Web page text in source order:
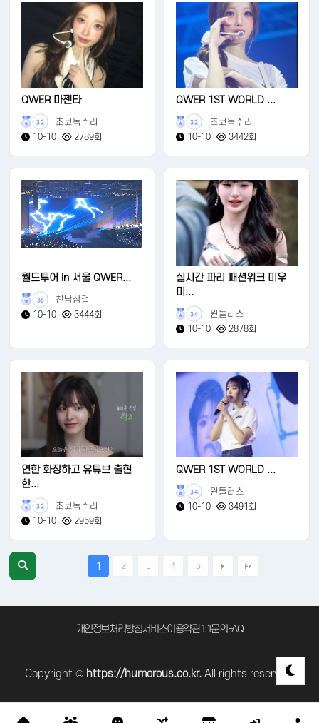
QWER 마젠타
32
초코독수리
10-10
2789회
QWER 1ST WORLD ...
32
초코독수리
10-10
3442회
월드투어 In 서울 QWER...
36
천남삼걸
10-10
3444회
실시간 파리 패션위크 미우
미...
34
윈들러스
10-10
2878회
연한 화장하고 유튜브 출현
한...
32
초코독수리
10-10
2959회
QWER 1ST WORLD ...
34
윈들러스
10-10
3491회
1 2 3 4 5
개인정보처리방침서비스이용약관1:1문의FAQ
Copyright © https://humorous.co.kr.All rights reserved.